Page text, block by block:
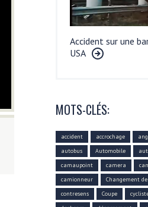
Accident sur une
USA
MOTS-CLÉS:
accident accrochage
autobus
Automobile
camaupoint
camera
camionneur
Changement
contresens
Coupe